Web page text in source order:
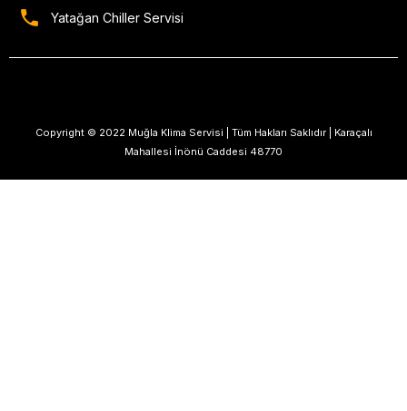
Yatağan Chiller Servisi
Copyright © 2022 Muğla Klima Servisi | Tüm Hakları Saklıdır | Karaçalı
Mahallesi İnönü Caddesi 48770